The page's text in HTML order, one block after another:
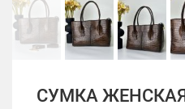
СУМКА